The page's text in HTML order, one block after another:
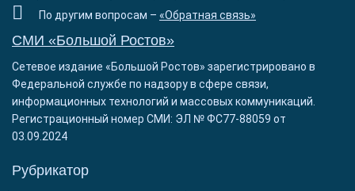
По другим вопросам – «Обратная связь»
СМИ «Большой Ростов»
Сетевое издание «Большой Ростов» зарегистрировано в
Федеральной службе по надзору в сфере связи,
информационных технологий и массовых коммуникаций.
Регистрационный номер СМИ: ЭЛ № ФС77-88059 от
03.09.2024
Рубрикатор